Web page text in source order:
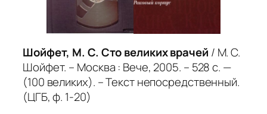
Шойфет, М. С. Сто великих врачей / М. С.
Шойфет. – Москва : Вече, 2005. – 528 с. —
(100 великих). – Текст непосредственный.
(ЦГБ, ф. 1-20)